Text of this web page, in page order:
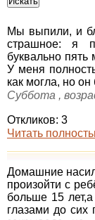
Мы выпили, и
страшное: я
буквально пять
У меня
как могла, но
Суббота ,
Откликов: 3
Читать
Домашние
произойти с
больше 15
глазами до